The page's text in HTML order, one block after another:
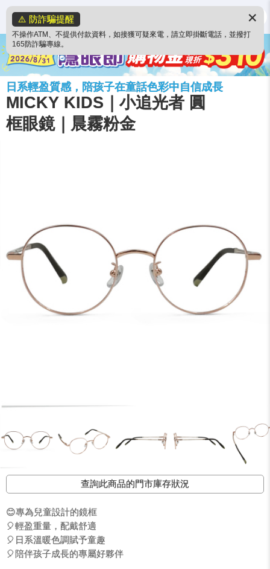
⚠️ 防詐騙提醒
不操作ATM、不提供付款資料，如接獲可疑來電，請立即掛斷電話，並撥打
165防詐騙專線。
✕
日系輕盈質感，陪孩子在童話色彩中自信成長
MICKY KIDS｜小追光者 圓
框眼鏡｜晨霧粉金
查詢此商品的門市庫存狀況
😊專為兒童設計的鏡框
🎈輕盈重量，配戴舒適
🎈日系溫暖色調賦予童趣
🎈陪伴孩子成長的專屬好夥伴